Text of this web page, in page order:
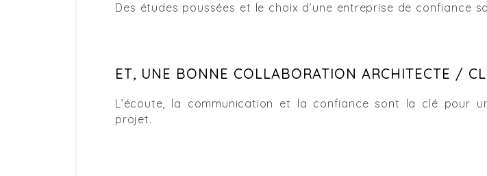
Des études poussées et le choix d’une entreprise de confiance
ET, UNE BONNE COLLABORATION ARCHITECTE /
L’écoute, la communication et la confiance sont la clé pour
projet.